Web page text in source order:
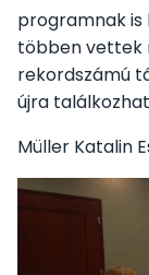
programnak is
többen vettek
rekordszámú
újra
Müller Katalin